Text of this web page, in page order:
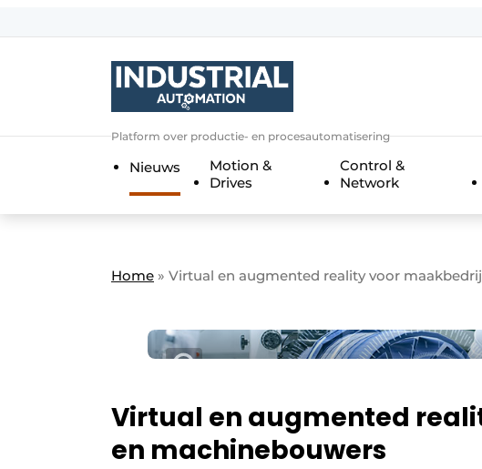
Algemene voorwaarden
Contact
Direct contact
Evenement aanmelden
Meest gelezen
Privacy / Cookie statement
Vacature aanmelden
Platform over productie- en procesautomatisering
Nieuws
Motion &
Drives
Control &
Network
Home » Virtual en augmented reality voor
Virtual en augmented
en machinebouwers